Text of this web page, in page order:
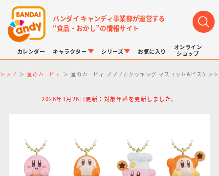
バンダイ キャンディ事業部が運営する
“食品・おかし”の情報サイト
カレンダー キャラクター シリーズ お気に入り
オンライン
ショップ
トップ 星のカービィ 星のカービィ プププ☆クッキング マスコット&ビスケット
2026年1月26日更新：対象年齢を更新しました。